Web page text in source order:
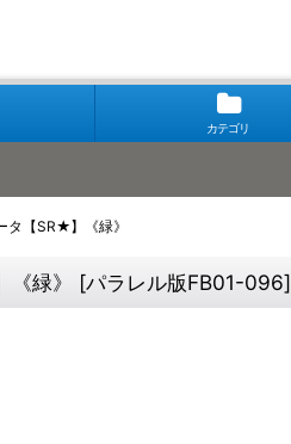
カテゴリ
タ【SR★】《緑》
緑》 [パラレル版FB01-096]